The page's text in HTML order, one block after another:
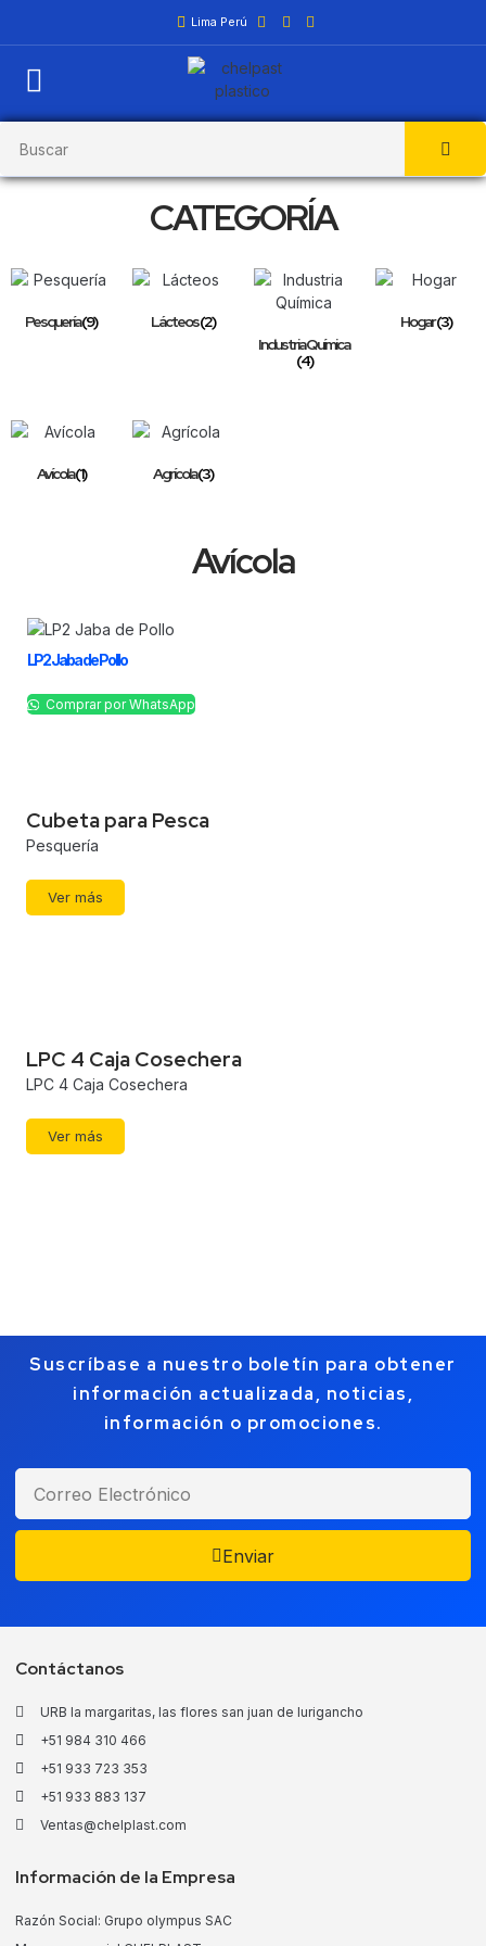
Lima Perú
CATEGORÍA
Pesquería(9) Lácteos(2)
Industria Química
(4)
Hogar(3)
Avícola(1) Agrícola(3)
Avícola
LP2 Jaba de Pollo
Comprar por WhatsApp
Cubeta para Pesca
Pesquería
Ver más
LPC 4 Caja Cosechera
LPC 4 Caja Cosechera
Ver más
Suscríbase a nuestro boletín para obtener
información actualizada, noticias,
información o promociones.
Enviar
Contáctanos
URB la margaritas, las flores san juan de lurigancho
+51 984 310 466
+51 933 723 353
+51 933 883 137
Ventas@chelplast.com
Información de la Empresa
Razón Social: Grupo olympus SAC